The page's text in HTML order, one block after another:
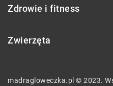
Zdrowie i fitness
Zwierzęta
madragloweczka.pl © 2023.